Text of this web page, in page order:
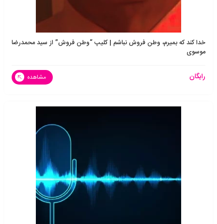
خدا کند که بمیرم، وطن فروش نباشم | کلیپ “وطن فروش” از سید محمدرضا
موسوی
رایگان مشاهده